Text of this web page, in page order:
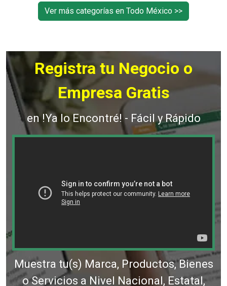
Ver más categorías en Todo México >>
Registra tu Negocio o
Empresa Gratis
en !Ya lo Encontré! - Fácil y Rápido
Muestra tu(s) Marca, Productos, Bienes
o Servicios a Nivel Nacional, Estatal,